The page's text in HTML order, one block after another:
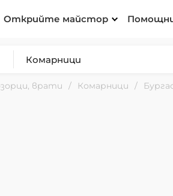
Открийте майстор
врати Комарници